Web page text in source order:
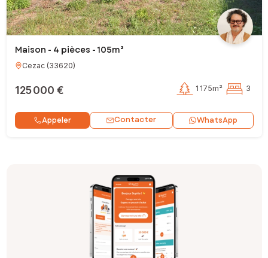
Maison - 4 pièces - 105m²
Cezac(33620)
125 000 € 1 175m² 3
Appeler Contacter WhatsApp